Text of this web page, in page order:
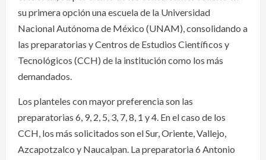
su primera opción una escuela de la Universidad
Nacional Autónoma de México (UNAM), consolidando a
las preparatorias y Centros de Estudios Científicos y
Tecnológicos (CCH) de la institución como los más
demandados.
Los planteles con mayor preferencia son las
preparatorias 6, 9, 2, 5, 3, 7, 8, 1 y 4. En el caso de los
CCH, los más solicitados son el Sur, Oriente, Vallejo,
Azcapotzalco y Naucalpan. La preparatoria 6 Antonio